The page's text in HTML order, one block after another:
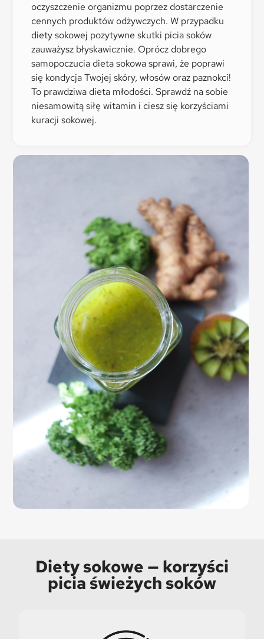
oczyszczenie organizmu poprzez dostarczenie
cennych produktów odżywczych. W przypadku
diety sokowej pozytywne skutki picia soków
zauważysz błyskawicznie. Oprócz dobrego
samopoczucia dieta sokowa sprawi, że poprawi
się kondycja Twojej skóry, włosów oraz paznokci!
To prawdziwa dieta młodości. Sprawdź na sobie
niesamowitą siłę witamin i ciesz się korzyściami
kuracji sokowej.
Diety sokowe — korzyści
picia świeżych soków